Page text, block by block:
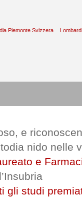
Piemonte Svizzera
e
nido nelle
e
gli studi